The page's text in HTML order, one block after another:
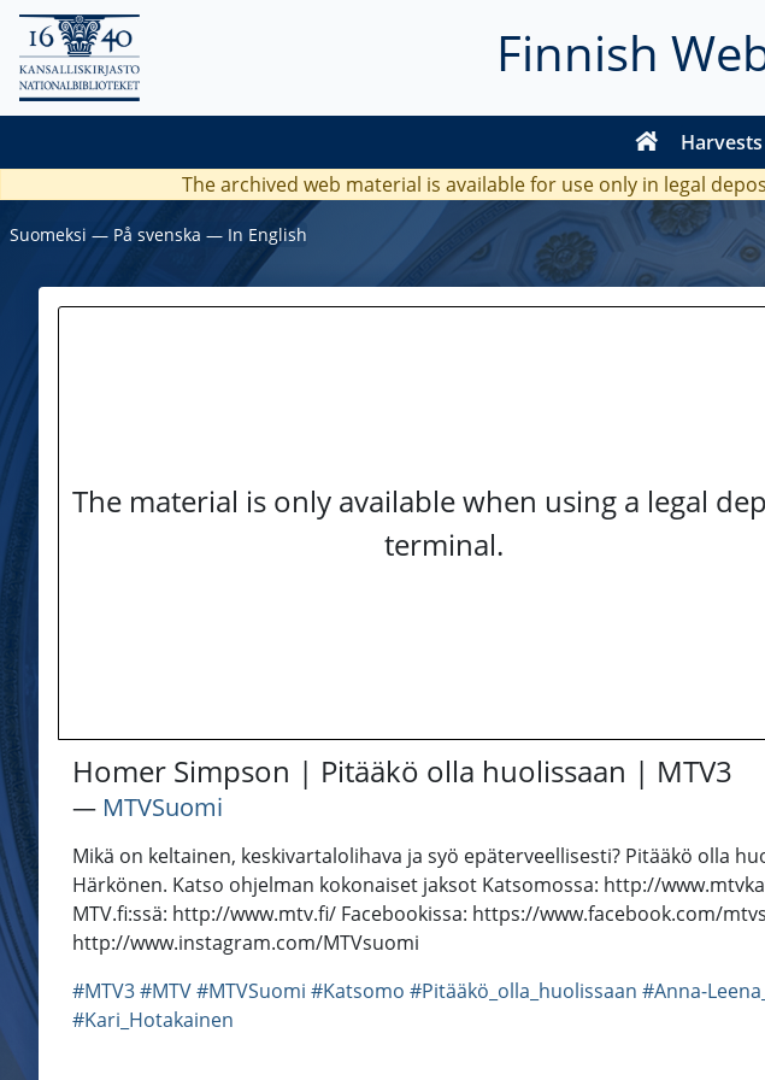
Finnish
Harvests
The archived web material is available for use only in legal
Suomeksi ― På svenska ― In English
The material is only available when using a legal
terminal.
Homer Simpson | Pitääkö olla huolissaan | MTV3
― MTVSuomi
Mikä on keltainen, keskivartalolihava ja syö epäterveellisesti? Pitääkö olla
Härkönen. Katso ohjelman kokonaiset jaksot Katsomossa: http://
MTV.fi:ssä: http://www.mtv.fi/ Facebookissa: https://www.facebook.com/
http://www.instagram.com/MTVsuomi
#MTV3#MTV#MTVSuomi #Katsomo #Pitääkö_olla_huolissaan #Anna-
#Kari_Hotakainen